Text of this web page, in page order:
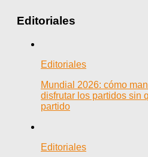
Editoriales
Editoriales
Mundial 2026: cómo
disfrutar los partidos sin
partido
Editoriales